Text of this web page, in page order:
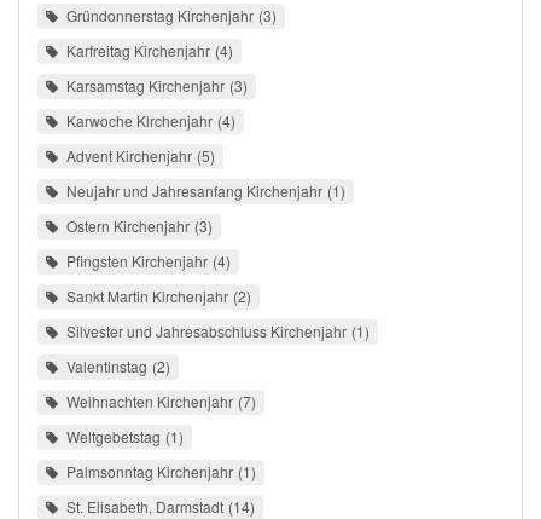
Gründonnerstag Kirchenjahr 3
Karfreitag Kirchenjahr 4
Karsamstag Kirchenjahr 3
Karwoche Kirchenjahr 4
Advent Kirchenjahr 5
Neujahr und Jahresanfang Kirchenjahr 1
Ostern Kirchenjahr 3
Pfingsten Kirchenjahr 4
Sankt Martin Kirchenjahr 2
Silvester und Jahresabschluss Kirchenjahr 1
Valentinstag 2
Weihnachten Kirchenjahr 7
Weltgebetstag 1
Palmsonntag Kirchenjahr 1
St. Elisabeth, Darmstadt 14